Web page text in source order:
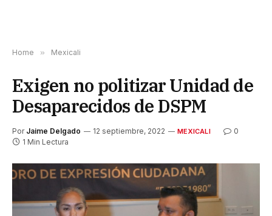
Home » Mexicali
Exigen no politizar Unidad de
Desaparecidos de DSPM
Por Jaime Delgado 12 septiembre, 2022 MEXICALI
0
1 Min Lectura